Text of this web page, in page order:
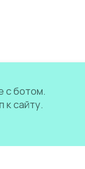
с ботом.
к сайту.